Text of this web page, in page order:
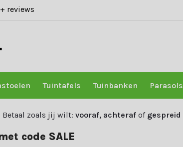
reviews
Tuintafels Tuinbanken Parasols
Betaal zoals jij wilt: vooraf, achteraf of gespreid
code SALE